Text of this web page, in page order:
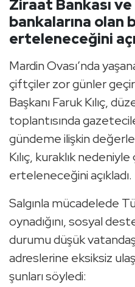
Ziraat Bankası
bankalarına olan
erteleneceğini
Mardin Ovası’nda
çiftçiler zor günler
Başkanı Faruk Kılıç,
toplantısında
gündeme ilişkin
Kılıç, kuraklık
erteleneceğini açıkladı.
Salgınla mücadelede
oynadığını, sosyal
durumu düşük
adreslerine eksiksiz
şunları söyledi: